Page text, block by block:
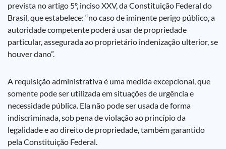
prevista no artigo 5º, inciso XXV, da Constituição Federal do
Brasil, que estabelece: “no caso de iminente perigo público, a
autoridade competente poderá usar de propriedade
particular, assegurada ao proprietário indenização ulterior, se
houver dano”.
A requisição administrativa é uma medida excepcional, que
somente pode ser utilizada em situações de urgência e
necessidade pública. Ela não pode ser usada de forma
indiscriminada, sob pena de violação ao princípio da
legalidade e ao direito de propriedade, também garantido
pela Constituição Federal.